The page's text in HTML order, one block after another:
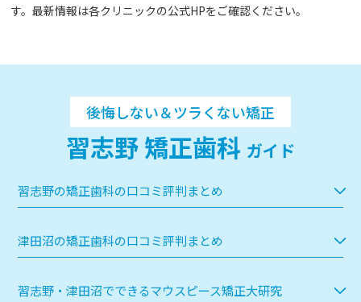
す。最新情報は各クリニックの公式HPをご確認ください。
後悔しない＆ツラくない矯正
習志野 矯正歯科 ガイド
習志野の矯正歯科の口コミ評判まとめ
津田沼の矯正歯科の口コミ評判まとめ
習志野・津田沼でできるマウスピース矯正大研究